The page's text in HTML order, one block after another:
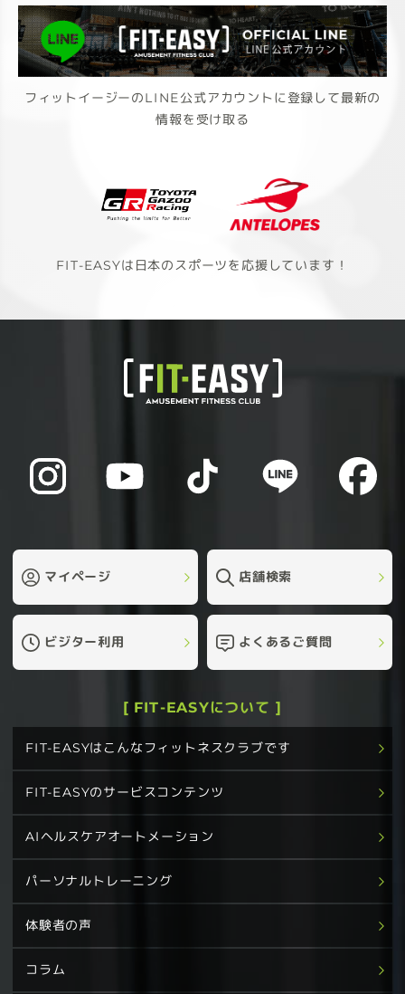
フィットイージーのLINE公式アカウントに登録して最新の
情報を受け取る
FIT-EASYは日本のスポーツを応援しています！
マイページ 店舗検索
ビジター利用 よくあるご質問
[ FIT-EASYについて ]
FIT-EASYはこんなフィットネスクラブです
FIT-EASYのサービスコンテンツ
AIヘルスケアオートメーション
パーソナルトレーニング
体験者の声
コラム